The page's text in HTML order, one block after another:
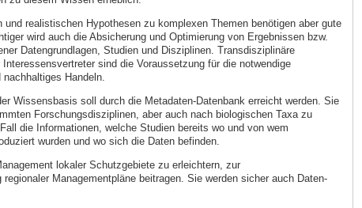
realistischen Hypothesen zu komplexen Themen benötigen aber gute
wird auch die Absicherung und Optimierung von Ergebnissen bzw.
Datengrundlagen, Studien und Disziplinen. Transdisziplinäre
sind die Voraussetzung für die notwendige
Handeln.
Wissensbasis soll durch die Metadaten-Datenbank erreicht werden. Sie
Forschungsdisziplinen, aber auch nach biologischen Taxa zu
die Informationen, welche Studien bereits wo und von wem
wurden und wo sich die Daten befinden.
lokaler Schutzgebiete zu erleichtern, zur
Managementpläne beitragen. Sie werden sicher auch Daten-